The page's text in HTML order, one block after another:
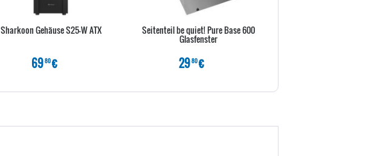
Sharkoon Gehäuse S25-W ATX
6980€
Seitenteil be quiet! Pure Base 600
Glasfenster
2980€